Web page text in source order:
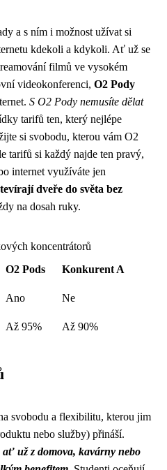
a s ním i možnost užívat si
kdekoli a kdykoli. Ať už se
filmů ve vysokém
videokonferenci, O2 Pody
S O2 Pody nemusíte dělat
tarifů ten, který nejlépe
si svobodu, kterou vám O2
tarifů si každý najde ten pravý,
internet využíváte jen
dveře do světa bez
na dosah ruky.
koncentrátorů
O2 Pods Konkurent A
Ano Ne
Až 95% Až 90%
svobodu a flexibilitu, kterou jim
nebo služby) přináší.
už z domova, kavárny nebo